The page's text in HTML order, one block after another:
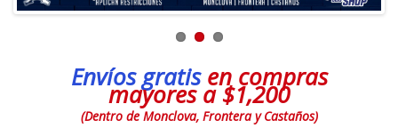
Envíos gratisen compras
mayores a $1,200
(Dentro de Monclova, Frontera y Castaños)